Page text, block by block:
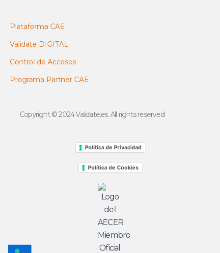
Plataforma CAE
Validate DIGITAL
Control de Accesos
Programa Partner CAE
Copyright © 2024 Validate.es. All rights reserved
Política de Privacidad
Política de Cookies